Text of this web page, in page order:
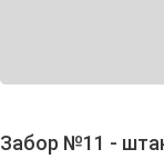
Забор №11 -